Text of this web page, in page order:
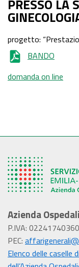
PRESSO LA
progetto:
BANDO
domanda on line
Azienda
P.IVA: 02241740360
PEC:
Elenco delle